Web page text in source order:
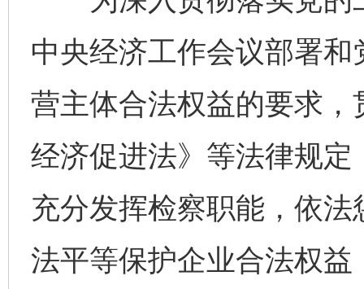
中央经济工作会议部署
营主体合法权益的要求
经济促进法》等法律规定
充分发挥检察职能，依
法平等保护企业合法权